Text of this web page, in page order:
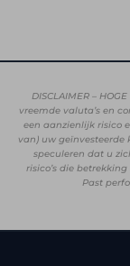
DISCLAIMER –
vreemde valuta’s en
een aanzienlijk risico
van) uw
speculeren dat u
risico’s die
Past